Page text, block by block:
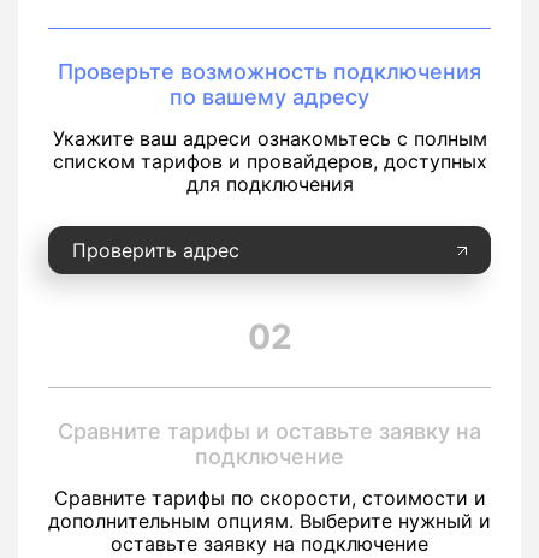
Проверьте возможность подключения
по вашему адресу
Укажите ваш адреси ознакомьтесь с полным
списком тарифов и провайдеров, доступных
для подключения
Проверить адрес
02
Сравните тарифы и оставьте заявку на
подключение
Сравните тарифы по скорости, стоимости и
дополнительным опциям. Выберите нужный и
оставьте заявку на подключение